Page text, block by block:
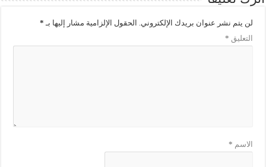
لن يتم نشر عنوان بريدك الإلكتروني. الحقول الإلزامية مشار إليها بـ *
التعليق *
الاسم *